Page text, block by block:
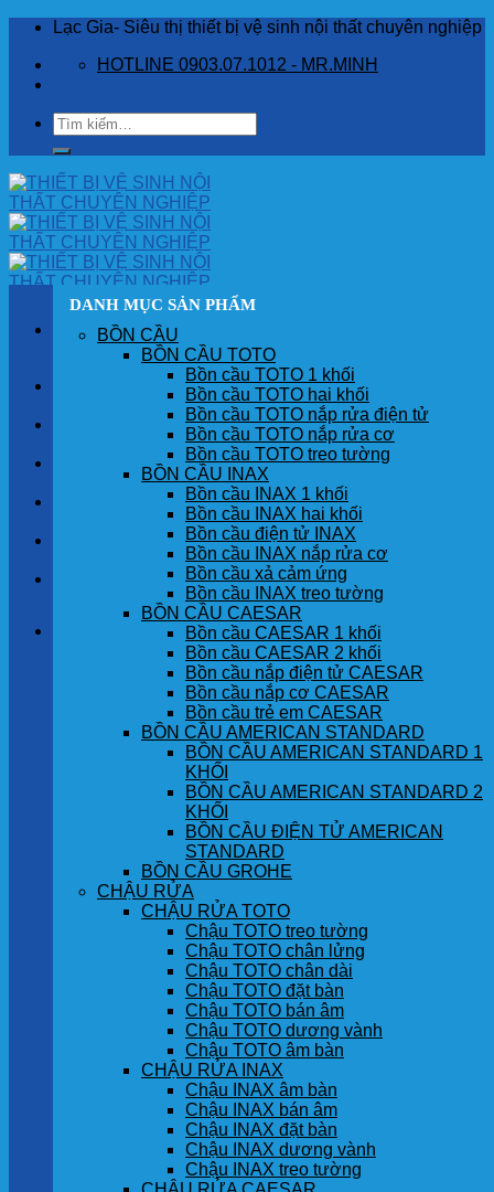
Skip
content
Lạc Gia- Siêu thị thiết bị vệ sinh nội thất chuyên nghiệp
HOTLINE 0903.07.1012 - MR.MINH
Tìm
kiếm:
SẢN PHẨM
GÓC KHÁCH HÀNG
Chưa có sản phẩm trong giỏ hàng.
DANH MỤC SẢN PHẨM
BỒN CẦU
BỒN CẦU TOTO
Bồn cầu TOTO 1 khối
Bồn cầu TOTO hai khối
Bồn cầu TOTO nắp rửa điện tử
Bồn cầu TOTO nắp rửa cơ
Bồn cầu TOTO treo tường
BỒN CẦU INAX
Bồn cầu INAX 1 khối
Bồn cầu INAX hai khối
Bồn cầu điện tử INAX
Bồn cầu INAX nắp rửa cơ
Bồn cầu xả cảm ứng
Bồn cầu INAX treo tường
BỒN CẦU CAESAR
Bồn cầu CAESAR 1 khối
Bồn cầu CAESAR 2 khối
Bồn cầu nắp điện tử CAESAR
Bồn cầu nắp cơ CAESAR
Bồn cầu trẻ em CAESAR
BỒN CẦU AMERICAN STANDARD
BỒN CẦU AMERICAN STANDARD 1
KHỐI
BỒN CẦU AMERICAN STANDARD 2
KHỐI
BỒN CẦU ĐIỆN TỬ AMERICAN
STANDARD
BỒN CẦU GROHE
CHẬU RỬA
CHẬU RỬA TOTO
Chậu TOTO treo tường
Chậu TOTO chân lửng
Chậu TOTO chân dài
Chậu TOTO đặt bàn
Chậu TOTO bán âm
Chậu TOTO dương vành
Chậu TOTO âm bàn
CHẬU RỬA INAX
Chậu INAX âm bàn
Chậu INAX bán âm
Chậu INAX đặt bàn
Chậu INAX dương vành
Chậu INAX treo tường